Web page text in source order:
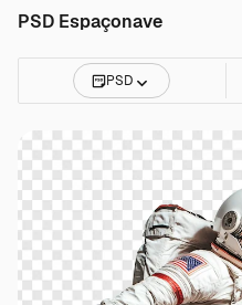
PSD Espaçonave
PSD